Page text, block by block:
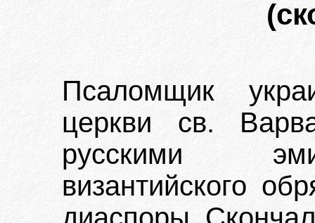
Псаломщик
церкви св.
русскими
византийского